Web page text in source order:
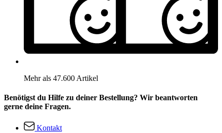
Mehr als 47.600 Artikel
Benötigst du Hilfe zu deiner Bestellung? Wir beantworten
gerne deine Fragen.
Kontakt